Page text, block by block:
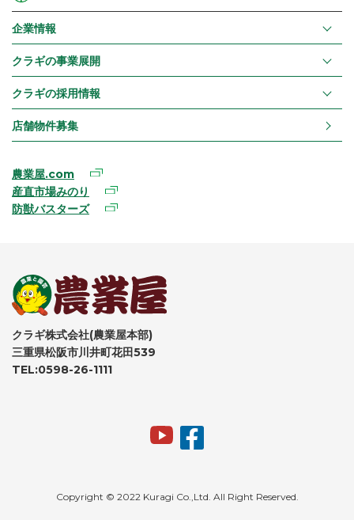
企業情報
クラギの事業展開
クラギの採用情報
店舗物件募集
農業屋.com
産直市場みのり
防獣バスターズ
クラギ株式会社(農業屋本部)
三重県松阪市川井町花田539
TEL:0598-26-1111
Copyright © 2022 Kuragi Co.,Ltd. All Right Reserved.